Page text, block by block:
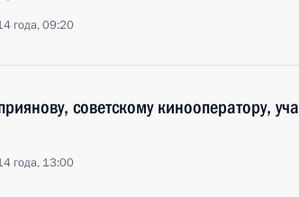
года, 09:20
советскому кинооператору,
года, 13:00